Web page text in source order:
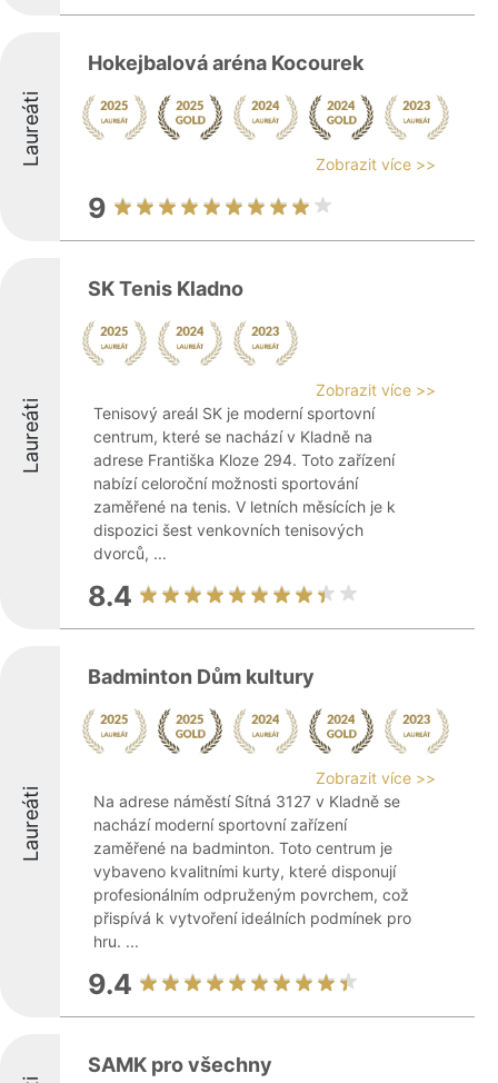
Laureáti
Hokejbalová aréna Kocourek
Zobrazit více >>
9
Laureáti
SK Tenis Kladno
Zobrazit více >>
Tenisový areál SK je moderní sportovní
centrum, které se nachází v Kladně na
adrese Františka Kloze 294. Toto zařízení
nabízí celoroční možnosti sportování
zaměřené na tenis. V letních měsících je k
dispozici šest venkovních tenisových
dvorců, ...
8.4
Laureáti
Badminton Dům kultury
Zobrazit více >>
Na adrese náměstí Sítná 3127 v Kladně se
nachází moderní sportovní zařízení
zaměřené na badminton. Toto centrum je
vybaveno kvalitními kurty, které disponují
profesionálním odpruženým povrchem, což
přispívá k vytvoření ideálních podmínek pro
hru. ...
9.4
SAMK pro všechny